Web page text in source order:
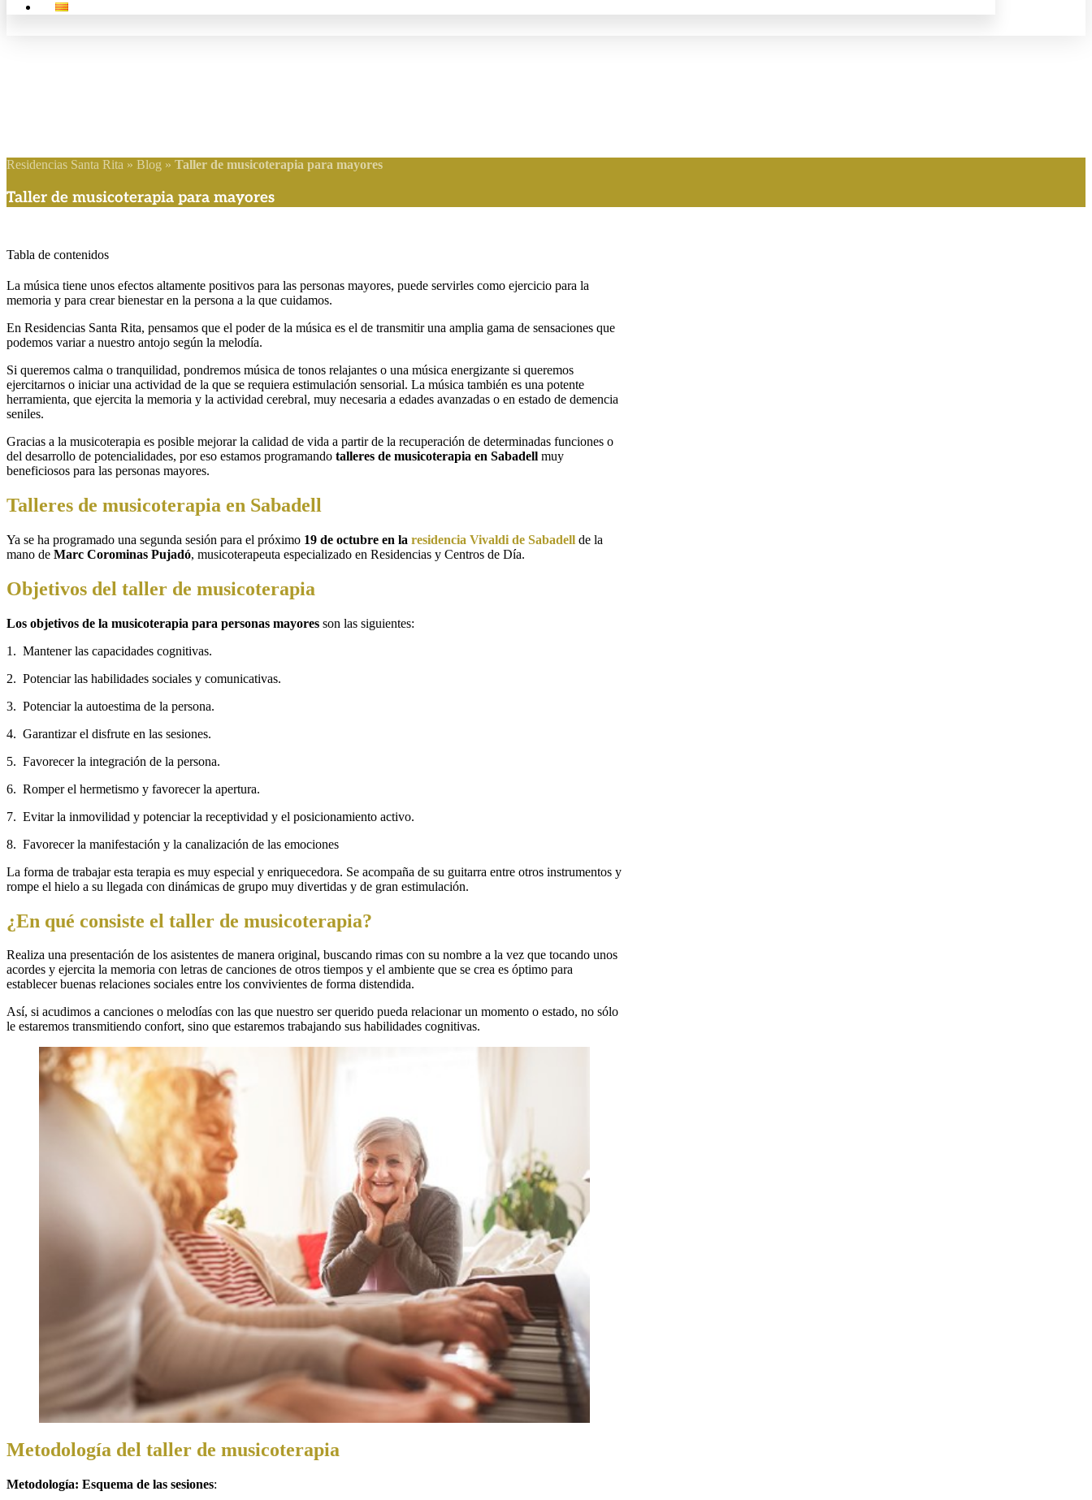
Residencias Santa Rita » Blog » Taller de musicoterapia para mayores
Taller de musicoterapia para mayores
Tabla de contenidos
La música tiene unos efectos altamente positivos para las personas mayores, puede servirles como ejercicio para la
memoria y para crear bienestar en la persona a la que cuidamos.
En Residencias Santa Rita, pensamos que el poder de la música es el de transmitir una amplia gama de sensaciones que
podemos variar a nuestro antojo según la melodía.
Si queremos calma o tranquilidad, pondremos música de tonos relajantes o una música energizante si queremos
ejercitarnos o iniciar una actividad de la que se requiera estimulación sensorial. La música también es una potente
herramienta, que ejercita la memoria y la actividad cerebral, muy necesaria a edades avanzadas o en estado de demencia
seniles.
Gracias a la musicoterapia es posible mejorar la calidad de vida a partir de la recuperación de determinadas funciones o
del desarrollo de potencialidades, por eso estamos programando talleres de musicoterapia en Sabadell muy
beneficiosos para las personas mayores.
Talleres de musicoterapia en Sabadell
Ya se ha programado una segunda sesión para el próximo 19 de octubre en la residencia Vivaldi de Sabadell de la
mano de Marc Corominas Pujadó, musicoterapeuta especializado en Residencias y Centros de Día.
Objetivos del taller de musicoterapia
Los objetivos de la musicoterapia para personas mayores son las siguientes:
1. Mantener las capacidades cognitivas.
2. Potenciar las habilidades sociales y comunicativas.
3. Potenciar la autoestima de la persona.
4. Garantizar el disfrute en las sesiones.
5. Favorecer la integración de la persona.
6. Romper el hermetismo y favorecer la apertura.
7. Evitar la inmovilidad y potenciar la receptividad y el posicionamiento activo.
8. Favorecer la manifestación y la canalización de las emociones
La forma de trabajar esta terapia es muy especial y enriquecedora. Se acompaña de su guitarra entre otros instrumentos y
rompe el hielo a su llegada con dinámicas de grupo muy divertidas y de gran estimulación.
¿En qué consiste el taller de musicoterapia?
Realiza una presentación de los asistentes de manera original, buscando rimas con su nombre a la vez que tocando unos
acordes y ejercita la memoria con letras de canciones de otros tiempos y el ambiente que se crea es óptimo para
establecer buenas relaciones sociales entre los convivientes de forma distendida.
Así, si acudimos a canciones o melodías con las que nuestro ser querido pueda relacionar un momento o estado, no sólo
le estaremos transmitiendo confort, sino que estaremos trabajando sus habilidades cognitivas.
Metodología del taller de musicoterapia
Metodología: Esquema de las sesiones: